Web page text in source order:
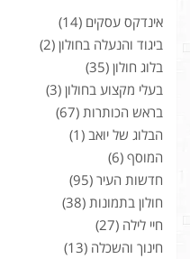
אינדקס עסקים (14)
ביגוד והנעלה בחולון (2)
בלוג חולון (35)
בעלי מקצוע בחולון (3)
בראש הכותרות (67)
הבלוג של יואב (1)
המוסף (6)
חדשות העיר (95)
חולון בתמונות (38)
חיי לילה (27)
חינוך והשכלה (13)